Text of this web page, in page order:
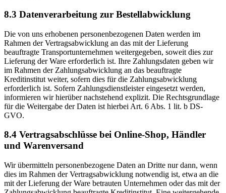
8.3 Datenverarbeitung zur Bestellabwicklung
Die von uns erhobenen personenbezogenen Daten werden im
Rahmen der Vertragsabwicklung an das mit der Lieferung
beauftragte Transportunternehmen weitergegeben, soweit dies zur
Lieferung der Ware erforderlich ist. Ihre Zahlungsdaten geben wir
im Rahmen der Zahlungsabwicklung an das beauftragte
Kreditinstitut weiter, sofern dies für die Zahlungsabwicklung
erforderlich ist. Sofern Zahlungsdienstleister eingesetzt werden,
informieren wir hierüber nachstehend explizit. Die Rechtsgrundlage
für die Weitergabe der Daten ist hierbei Art. 6 Abs. 1 lit. b DS-
GVO.
8.4 Vertragsabschlüsse bei Online-Shop, Händler
und Warenversand
Wir übermitteln personenbezogene Daten an Dritte nur dann, wenn
dies im Rahmen der Vertragsabwicklung notwendig ist, etwa an die
mit der Lieferung der Ware betrauten Unternehmen oder das mit der